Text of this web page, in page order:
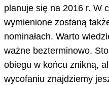
planuje się na 2016 r. W
wymienione zostaną
nominałach. Warto
ważne bezterminowo.
obiegu w końcu znikną,
wycofaniu znajdziemy